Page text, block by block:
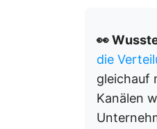
👀
die
gleichauf
Kanälen